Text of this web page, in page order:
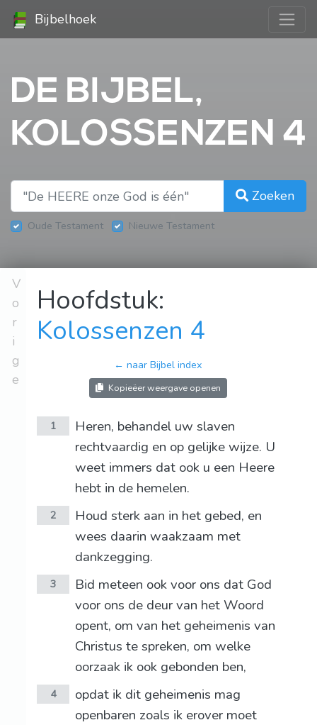
Bijbelhoek
DE BIJBEL,
KOLOSSENZEN 4
Zoeken
Oude Testament Nieuwe Testament
V
o
r
i
g
e
Hoofdstuk:
Kolossenzen 4
← naar Bijbel index
Kopieëer weergave openen
1
Heren, behandel uw slaven
rechtvaardig en op gelijke wijze. U
weet immers dat ook u een Heere
hebt in de hemelen.
2
Houd sterk aan in het gebed, en
wees daarin waakzaam met
dankzegging.
3
Bid meteen ook voor ons dat God
voor ons de deur van het Woord
opent, om van het geheimenis van
Christus te spreken, om welke
oorzaak ik ook gebonden ben,
4
opdat ik dit geheimenis mag
openbaren zoals ik erover moet